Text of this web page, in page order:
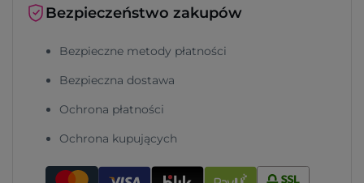
Bezpieczeństwo zakupów
Bezpieczne metody płatności
Bezpieczna dostawa
Ochrona płatności
Ochrona kupujących